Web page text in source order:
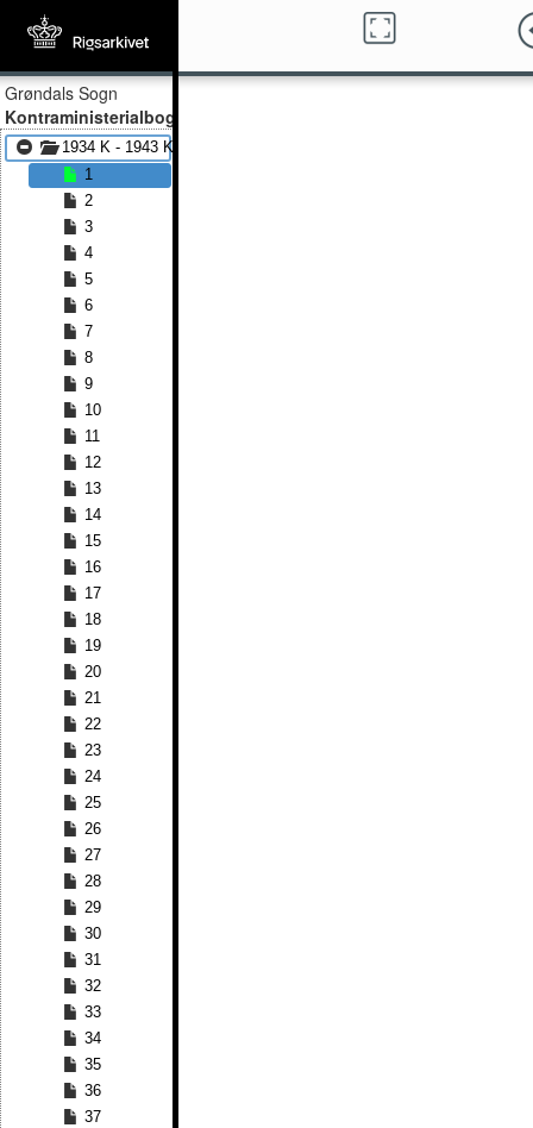
Grøndals Sogn
Kontraministerialbog
1934 K - 1943 K
1
2
3
4
5
6
7
8
9
10
11
12
13
14
15
16
17
18
19
20
21
22
23
24
25
26
27
28
29
30
31
32
33
34
35
36
37